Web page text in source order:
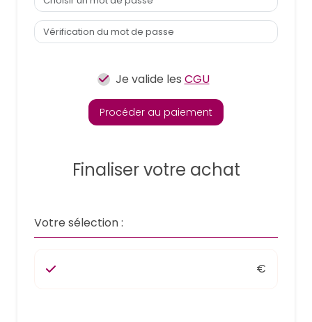
Je valide les CGU
Procéder au paiement
Finaliser votre achat
Votre sélection :
€